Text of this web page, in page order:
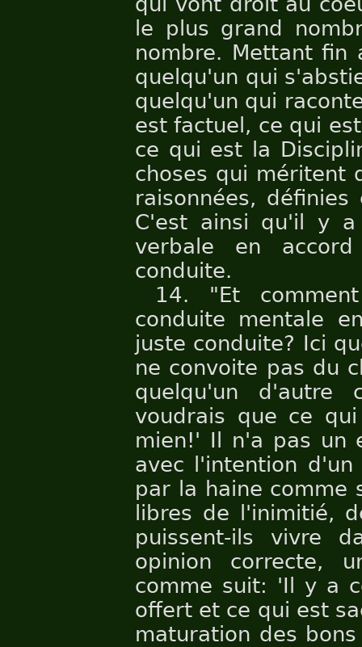
le plus grand
nombre. Mettant fin
quelqu'un qui
quelqu'un qui
est factuel, ce qui
ce qui est la
choses qui méritent
raisonnées,
C'est ainsi qu'il y a
verbale en
conduite.
14. "Et
conduite mentale
juste conduite? Ici
ne convoite pas du
quelqu'un d'autre
voudrais que ce
mien!' Il n'a pas un
avec l'intention
par la haine comme
libres de l'inimitié,
puissent-ils vivre
opinion correcte,
comme suit: 'Il y a
offert et ce qui est
maturation des